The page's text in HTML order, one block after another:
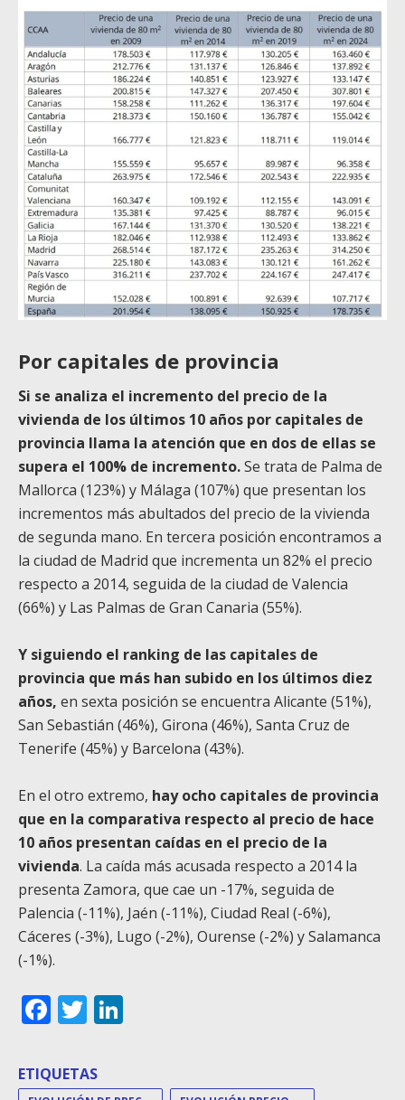
Por capitales de provincia
Si se analiza el incremento del precio de la
vivienda de los últimos 10 años por capitales de
provincia llama la atención que en dos de ellas se
supera el 100% de incremento.Se trata de Palma de
Mallorca (123%) y Málaga (107%) que presentan los
incrementos más abultados del precio de la vivienda
de segunda mano. En tercera posición encontramos a
la ciudad de Madrid que incrementa un 82% el precio
respecto a 2014, seguida de la ciudad de Valencia
(66%) y Las Palmas de Gran Canaria (55%).
Y siguiendo el ranking de las capitales de
provincia que más han subido en los últimos diez
años, en sexta posición se encuentra Alicante (51%),
San Sebastián (46%), Girona (46%), Santa Cruz de
Tenerife (45%) y Barcelona (43%).
En el otro extremo, hay ocho capitales de provincia
que en la comparativa respecto al precio de hace
10 años presentan caídas en el precio de la
vivienda. La caída más acusada respecto a 2014 la
presenta Zamora, que cae un -17%, seguida de
Palencia (-11%), Jaén (-11%), Ciudad Real (-6%),
Cáceres (-3%), Lugo (-2%), Ourense (-2%) y Salamanca
(-1%).
Facebook
Twitter
ETIQUETAS